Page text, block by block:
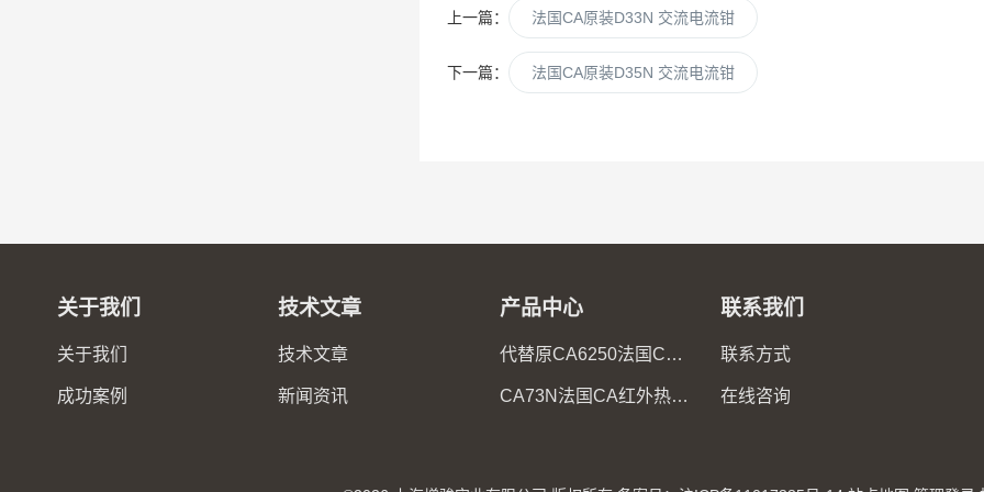
上一篇： 法国CA原装D33N 交流电流钳
下一篇： 法国CA原装D35N 交流电流钳
关于我们
关于我们
成功案例
技术文章
技术文章
新闻资讯
产品中心
代替原CA6250法国CA6255微欧计
CA73N法国CA红外热像仪
联系我们
联系方式
在线咨询